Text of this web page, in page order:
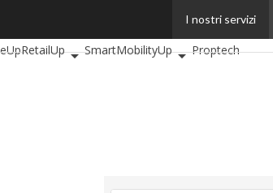
I nostri servizi
RetailUp SmartMobilityUp
Proptech